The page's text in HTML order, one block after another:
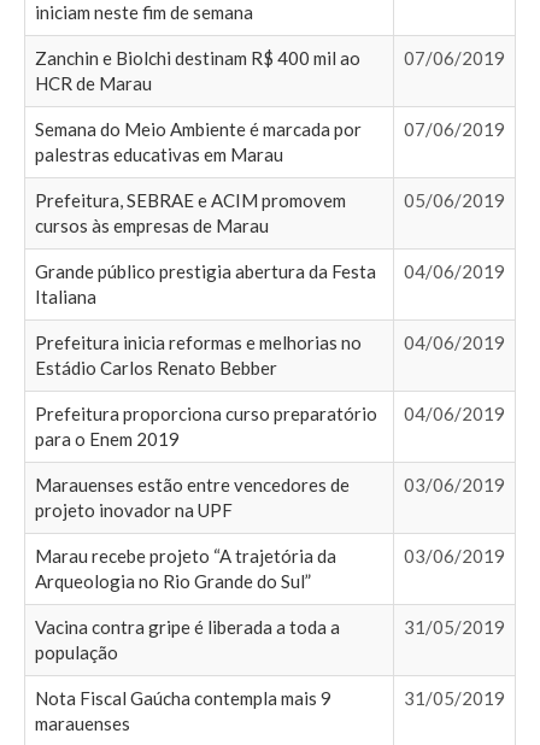
iniciam neste fim de semana
Zanchin e Biolchi destinam R$ 400 mil ao
HCR de Marau
07/06/2019
Semana do Meio Ambiente é marcada por
palestras educativas em Marau
07/06/2019
Prefeitura, SEBRAE e ACIM promovem
cursos às empresas de Marau
05/06/2019
Grande público prestigia abertura da Festa
Italiana
04/06/2019
Prefeitura inicia reformas e melhorias no
Estádio Carlos Renato Bebber
04/06/2019
Prefeitura proporciona curso preparatório
para o Enem 2019
04/06/2019
Marauenses estão entre vencedores de
projeto inovador na UPF
03/06/2019
Marau recebe projeto “A trajetória da
Arqueologia no Rio Grande do Sul”
03/06/2019
Vacina contra gripe é liberada a toda a
população
31/05/2019
Nota Fiscal Gaúcha contempla mais 9
marauenses
31/05/2019